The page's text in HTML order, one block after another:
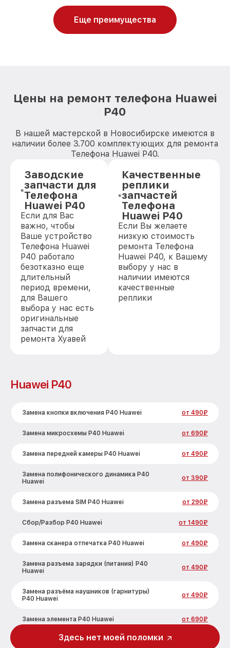
Еще преимущества
Цены на ремонт телефона Huawei
P40
В нашей мастерской в Новосибирске имеются в
наличии более 3.700 комплектующих для ремонта
Телефона Huawei P40.
Заводские
запчасти для
Телефона
Huawei P40
Если для Вас
важно, чтобы
Ваше устройство
Телефона Huawei
P40 работало
безотказно еще
длительный
период времени,
для Вашего
выбора у нас есть
оригинальные
запчасти для
ремонта Хуавей
Качественные
реплики
запчастей
Телефона
Huawei P40
Если Вы желаете
низкую стоимость
ремонта Телефона
Huawei P40, к Вашему
выбору у нас в
наличии имеются
качественные
реплики
Huawei P40
Замена кнопки включения P40 Huawei от 490₽
Замена микросхемы P40 Huawei от 690₽
Замена передней камеры P40 Huawei от 490₽
Замена полифонического динамика P40
Huawei
от 390₽
Замена разъема SIM P40 Huawei от 290₽
Сбор/Разбор P40 Huawei от 1490₽
Замена сканера отпечатка P40 Huawei от 490₽
Замена разъема зарядки (питания) P40
Huawei
от 490₽
Замена разъёма наушников (гарнитуры)
P40 Huawei
от 490₽
Замена элемента P40 Huawei от 690₽
Замена NFC антенны P40 Huawei
Здесь нет моей поломки